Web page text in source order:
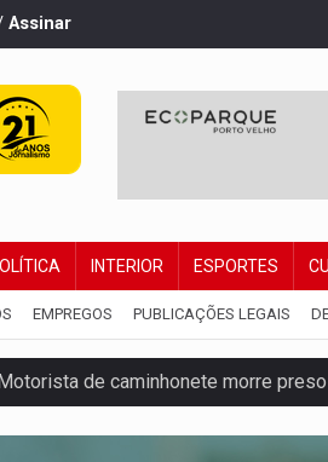
Assinar
INTERIOR ESPORTES
EMPREGOS PUBLICAÇÕES LEGAIS
de caminhonete morre
lugares gratuitos para aproveitar